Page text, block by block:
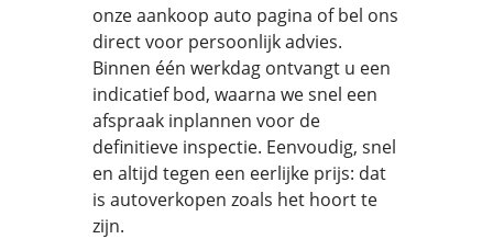
onze aankoop auto pagina of bel ons
direct voor persoonlijk advies.
Binnen één werkdag ontvangt u een
indicatief bod, waarna we snel een
afspraak inplannen voor de
definitieve inspectie. Eenvoudig, snel
en altijd tegen een eerlijke prijs: dat
is autoverkopen zoals het hoort te
zijn.